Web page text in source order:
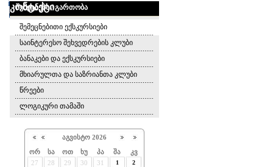
კონტაქტი
შემეცნება / გართობა
შემეცნებითი ექსკურსიები
საინტერესო შეხვედრების კლუბი
ბანაკები და ექსკურსიები
მხიარულთა და საზრიანთა კლუბი
წრეები
ლოგიკური თამაში
აგვისტო 2026
ორ
სა ოთ ხუ პა შა
კვ
27
28 29 30 31 1
2